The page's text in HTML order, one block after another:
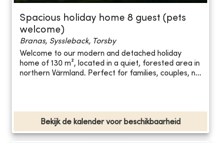
Spacious holiday home 8 guest (pets
welcome)
Branas, Syssleback, Torsby
Welcome to our modern and detached holiday
home of 130 m², located in a quiet, forested area in
northern Värmland. Perfect for families, couples, n...
Bekijk de kalender voor beschikbaarheid